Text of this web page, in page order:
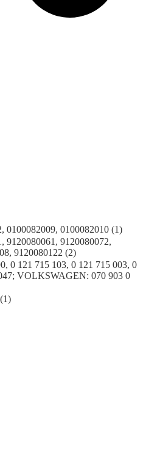
0100082009, 0100082010 (1)
9120080061, 9120080072,
9120080122 (2)
0 121 715 103, 0 121 715 003, 0
VOLKSWAGEN: 070 903 0